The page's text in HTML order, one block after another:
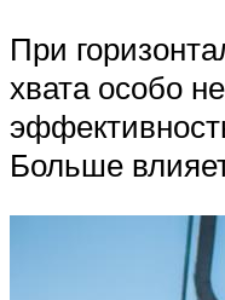
При
хвата особо
Больше